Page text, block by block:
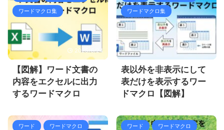
ワードマクロ集
2025/6/24
【図解】ワード文書の
内容をエクセルに出力
するワードマクロ
ワードマクロ集
2025/5/23
表以外を非表示にして
表だけを表示するワー
ドマクロ【図解】
ワード ワードマクロ ワード ワードマクロ